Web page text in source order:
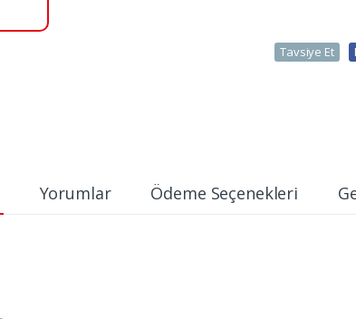
Tavsiye Et
Yorumlar Ödeme Seçenekleri